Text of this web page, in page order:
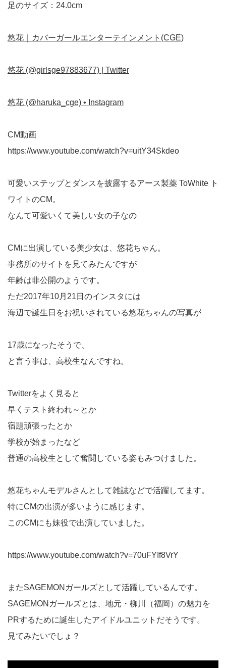
足のサイズ：24.0cm
悠花｜カバーガールエンターテインメント(CGE)
悠花 (@girlsge97883677) | Twitter
悠花 (@haruka_cge) • Instagram
CM動画
https://www.youtube.com/watch?v=uitY34Skdeo
可愛いステップとダンスを披露するアース製薬 ToWhite ト
ワイトのCM。
なんて可愛いくて美しい女の子なの
CMに出演している美少女は、悠花ちゃん。
事務所のサイトを見てみたんですが
年齢は非公開のようです。
ただ2017年10月21日のインスタには
海辺で誕生日をお祝いされている悠花ちゃんの写真が
17歳になったそうで、
と言う事は、高校生なんですね。
Twitterをよく見ると
早くテスト終われ～とか
宿題頑張ったとか
学校が始まったなど
普通の高校生として奮闘している姿もみつけました。
悠花ちゃんモデルさんとして雑誌などで活躍してます。
特にCMの出演が多いように感じます。
このCMにも妹役で出演していました。
https://www.youtube.com/watch?v=70uFYIf8VrY
またSAGEMONガールズとして活躍しているんです。
SAGEMONガールズとは、地元・柳川（福岡）の魅力を
PRするために誕生したアイドルユニットだそうです。
見てみたいでしょ？